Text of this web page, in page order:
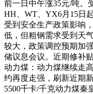
前一日中午涨35元/吨。
HH、WT、YX6月15日
受到安全生产政策影响
低，但粗钢需求受到天
较大，政策调控预期加
储议息会议。近期修补贴
动力煤：动力煤继续走
约再度走强，刷新近期新
5500千卡/千克动力煤秦